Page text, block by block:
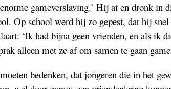
gameverslaving.’ Hij at en dronk in
Op school werd hij zo gepest, dat hij
‘Ik had bijna geen vrienden, en als ik
alleen met ze af om samen te gaan
bedenken, dat jongeren die in het